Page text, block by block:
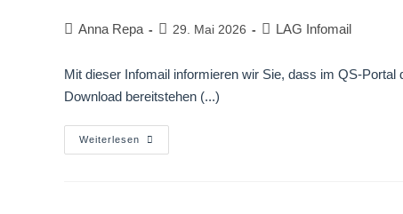
Anna Repa 29. Mai 2026 LAG Infomail
Mit dieser Infomail informieren wir Sie, dass im QS-
Download bereitstehen (...)
Weiterlesen